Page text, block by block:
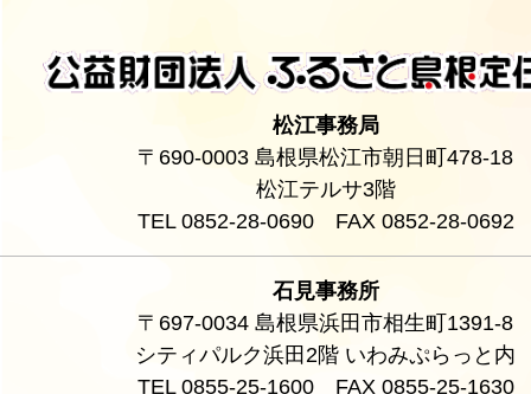
松江事務局
〒690-0003 島根県松江市朝日町478-18
松江テルサ3階
TEL 0852-28-0690 FAX 0852-28-0692
石見事務所
〒697-0034 島根県浜田市相生町1391-8
シティパルク浜田2階 いわみぷらっと内
TEL 0855-25-1600 FAX 0855-25-1630